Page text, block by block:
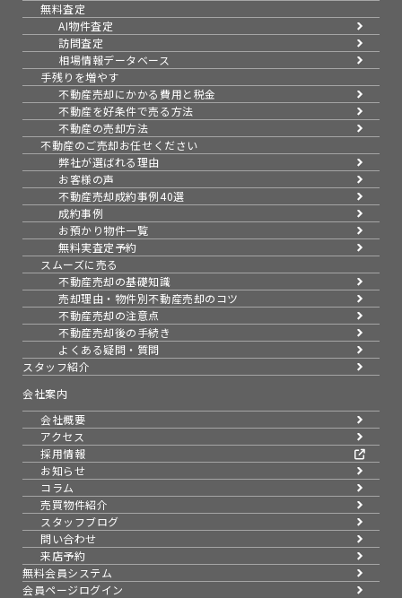
無料査定
AI物件査定
訪問査定
相場情報データベース
手残りを増やす
不動産売却にかかる費用と税金
不動産を好条件で売る方法
不動産の売却方法
不動産のご売却お任せください
弊社が選ばれる理由
お客様の声
不動産売却成約事例40選
成約事例
お預かり物件一覧
無料実査定予約
スムーズに売る
不動産売却の基礎知識
売却理由・物件別不動産売却のコツ
不動産売却の注意点
不動産売却後の手続き
よくある疑問・質問
スタッフ紹介
会社案内
会社概要
アクセス
採用情報
お知らせ
コラム
売買物件紹介
スタッフブログ
問い合わせ
来店予約
無料会員システム
会員ページログイン